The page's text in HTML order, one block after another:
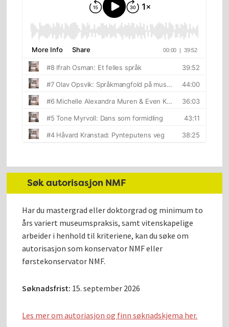
Søk autorisasjon NMF
Har du mastergrad eller doktorgrad og minimum to
års variert museumspraksis, samt vitenskapelige
arbeider i henhold til kriteriene, kan du søke om
autorisasjon som konservator NMF eller
førstekonservator NMF.
Søknadsfrist: 15. september 2026
Les mer om autoriasjon og finn søknadskjema her.